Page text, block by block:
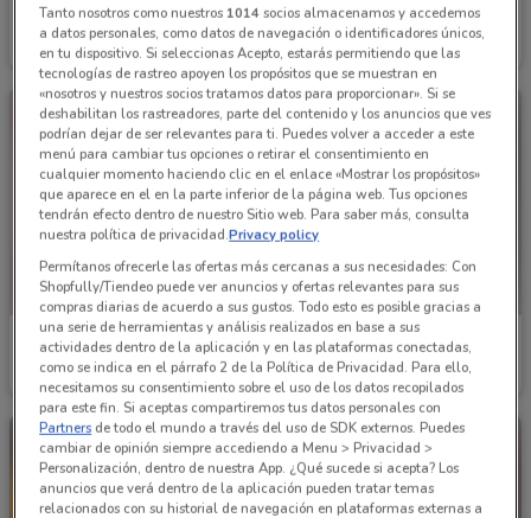
Price Shoes
Inicio 01/09 4.8 km
Price Shoes
Inicio 01/09
Price Shoes
Caduca el 31/12 4.8 km
Price Shoes
Caduca el 31/12
Tanto nosotros como nuestros 1014socios almacenamos y accedemos
a datos personales, como datos de navegación o identificadores únicos,
en tu dispositivo. Si seleccionas Acepto, estarás permitiendo que las
tecnologías de rastreo apoyen los propósitos que se muestran en
«nosotros y nuestros socios tratamos datos para proporcionar». Si se
deshabilitan los rastreadores, parte del contenido y los anuncios que ves
podrían dejar de ser relevantes para ti. Puedes volver a acceder a este
menú para cambiar tus opciones o retirar el consentimiento en
cualquier momento haciendo clic en el enlace «Mostrar los propósitos»
que aparece en el en la parte inferior de la página web. Tus opciones
tendrán efecto dentro de nuestro Sitio web. Para saber más, consulta
nuestra política de privacidad.Privacy policy
Permítanos ofrecerle las ofertas más cercanas a sus necesidades: Con
Shopfully/Tiendeo puede ver anuncios y ofertas relevantes para sus
compras diarias de acuerdo a sus gustos. Todo esto es posible gracias a
una serie de herramientas y análisis realizados en base a sus
actividades dentro de la aplicación y en las plataformas conectadas,
como se indica en el párrafo 2 de la Política de Privacidad. Para ello,
necesitamos su consentimiento sobre el uso de los datos recopilados
para este fin. Si aceptas compartiremos tus datos personales con
Partners de todo el mundo a través del uso de SDK externos. Puedes
cambiar de opinión siempre accediendo a Menu > Privacidad >
Personalización, dentro de nuestra App. ¿Qué sucede si acepta? Los
anuncios que verá dentro de la aplicación pueden tratar temas
relacionados con su historial de navegación en plataformas externas a